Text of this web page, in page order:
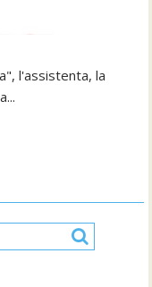
l'assistenta, la